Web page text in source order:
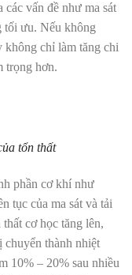
vấn đề như ma sát
tối ưu. Nếu không
không chỉ làm tăng chi
trọng hơn.
tổn thất
phần cơ khí như
tục của ma sát và tải
cơ học tăng lên,
chuyển thành nhiệt
10% – 20% sau nhiều